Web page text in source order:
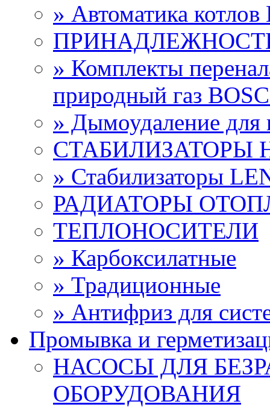
» Автоматика
» Комплекты
природный газ
» Дымоудаление для
СТАБИЛИЗАТОРЫ
» Стабилизаторы
РАДИАТОРЫ
ТЕПЛОНОСИТЕЛИ
» Карбоксилатные
» Традиционные
» Антифриз для
Промывка и
НАСОСЫ ДЛЯ
ОБОРУДОВАНИЯ